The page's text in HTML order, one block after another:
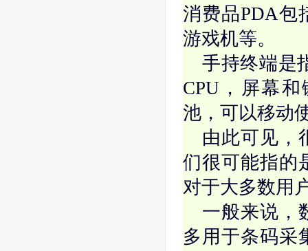
消费品PDA包
游戏机等。
手持终端是
CPU，屏幕
池，可以移动
由此可见，
们很可能指的
对于大多数用
一般来说，
多用于条码采